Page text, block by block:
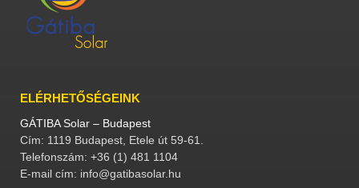
ELÉRHETŐSÉGEINK
GÁTIBA Solar – Budapest
Cím: 1119 Budapest, Etele út 59-61.
Telefonszám: +36 (1) 481 1104
E-mail cím: info@gatibasolar.hu